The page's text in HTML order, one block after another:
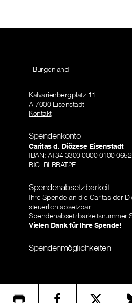
Burgenland
Kalvarienbergplatz 11
A-7000 Eisenstadt
Kontakt
Spendenkonto
Caritas d. Diözese Eisenstadt
IBAN: AT34 3300 0000 0100 0652
BIC: RLBBAT2E
Spendenabsetzbarkeit
Ihre Spende an die Caritas der
steuerlich absetzbar.
Spendenabsetzbarkeitsnummer
Vielen Dank für Ihre Spende!
Spendenmöglichkeiten